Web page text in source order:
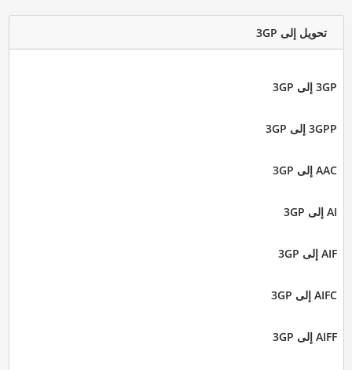
تحويل إلى 3GP
3GP إلى 3GP
3GPP إلى 3GP
AAC إلى 3GP
AI إلى 3GP
AIF إلى 3GP
AIFC إلى 3GP
AIFF إلى 3GP